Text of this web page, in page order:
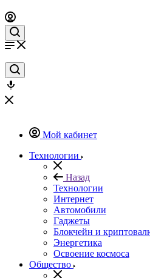
Мой кабинет
Технологии
Назад
Технологии
Интернет
Автомобили
Гаджеты
Блокчейн и
Энергетика
Освоение космоса
Общество